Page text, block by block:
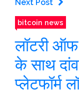
Next Post
bitcoin news
लॉटरी ऑफ
के साथ
प्लेटफॉर्म